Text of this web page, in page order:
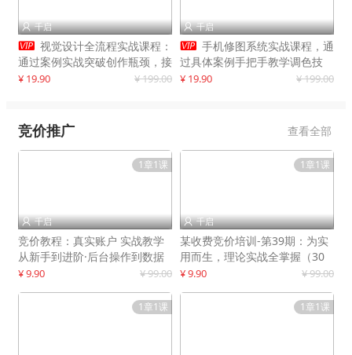
 千启
 视觉设计全流程实战课程：
通过案例实战突破创作瓶颈，接
单月入20000+
¥ 19.90 ¥ 199.00
 千启
 手机修图系统实战课程，通
过具体案例手把手教学调色技
巧，实现副业变现
¥ 19.90 ¥ 199.00
竞价推广 查看全部
1章1课
 千启
竞价教程：真实账户 实战教学
从新手到进阶·后台操作到数据
优化
¥ 9.90 ¥ 99.00
1章1课
 千启
某收费竞价培训-第39期：为实
用而生，理论实战全掌握（30
节课）
¥ 9.90 ¥ 99.00
1章1课 1章1课